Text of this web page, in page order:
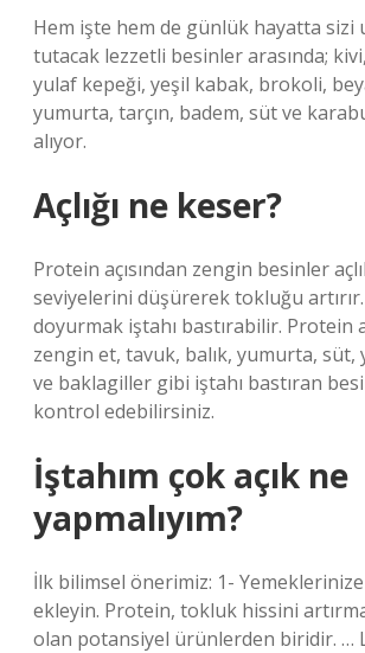
Hem işte hem de günlük hayatta sizi
tutacak lezzetli besinler arasında;
yulaf kepeği, yeşil kabak, brokoli,
yumurta, tarçın, badem, süt ve
alıyor.
Açlığı ne keser?
Protein açısından zengin besinler
seviyelerini düşürerek tokluğu artırır.
doyurmak iştahı bastırabilir. Protein
zengin et, tavuk, balık, yumurta,
ve baklagiller gibi iştahı bastıran
kontrol edebilirsiniz.
İştahım çok açık ne
yapmalıyım?
İlk bilimsel önerimiz: 1-
ekleyin. Protein, tokluk hissini
olan potansiyel ürünlerden biridir. …